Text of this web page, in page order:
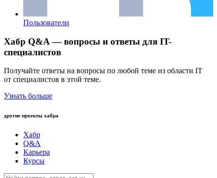
Пользователи
Хабр Q&A — вопросы и ответы для IT-
специалистов
Получайте ответы на вопросы по любой теме из области IT
от специалистов в этой теме.
Узнать больше
другие проекты хабра
Хабр
Q&A
Карьера
Курсы